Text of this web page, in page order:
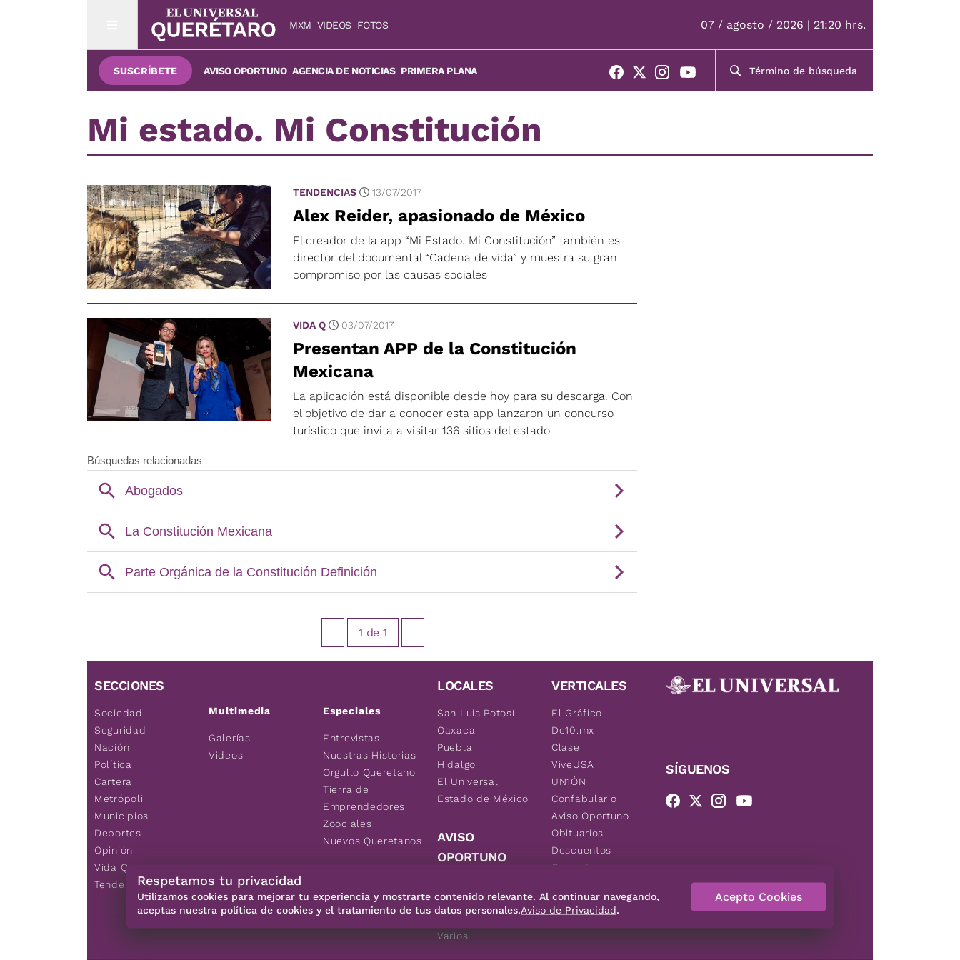
MXM VIDEOS FOTOS 07 / agosto / 2026 | 21:20 hrs.
SUSCRÍBETE AVISO OPORTUNO AGENCIA DE NOTICIAS PRIMERA PLANA
Mi estado. Mi Constitución
TENDENCIAS 13/07/2017
Alex Reider, apasionado de México
El creador de la app “Mi Estado. Mi Constitución” también es
director del documental “Cadena de vida” y muestra su gran
compromiso por las causas sociales
VIDA Q 03/07/2017
Presentan APP de la Constitución
Mexicana
La aplicación está disponible desde hoy para su descarga. Con
el objetivo de dar a conocer esta app lanzaron un concurso
turístico que invita a visitar 136 sitios del estado
1 de 1
SECCIONES
Sociedad
Seguridad
Nación
Política
Cartera
Metrópoli
Municipios
Deportes
Opinión
Vida Q
Tendencias
Multimedia
Galerías
Videos
Especiales
Entrevistas
Nuestras Historias
Orgullo Queretano
Tierra de
Emprendedores
Zoociales
Nuevos Queretanos
LOCALES
San Luis Potosí
Oaxaca
Puebla
Hidalgo
El Universal
Estado de México
AVISO
OPORTUNO
Empleos
Vehículos
Varios
VERTICALES
El Gráfico
De10.mx
Clase
ViveUSA
UN1ÓN
Confabulario
Aviso Oportuno
Obituarios
Descuentos
Consultas
SÍGUENOS
Respetamos tu privacidad
Utilizamos cookies para mejorar tu experiencia y mostrarte contenido relevante. Al continuar navegando,
aceptas nuestra política de cookies y el tratamiento de tus datos personales.Aviso de Privacidad.
Acepto Cookies